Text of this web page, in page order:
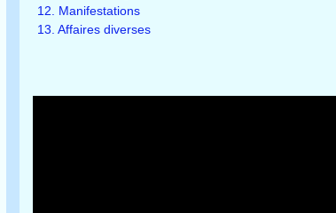
12. Manifestations
13. Affaires diverses